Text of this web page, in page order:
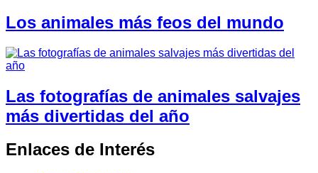
Los animales más feos del mundo
Las fotografías de animales salvajes
más divertidas del año
Enlaces de Interés